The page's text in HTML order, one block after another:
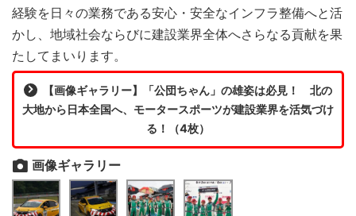
経験を日々の業務である安心・安全なインフラ整備へと活
かし、地域社会ならびに建設業界全体へさらなる貢献を果
たしてまいります。
【画像ギャラリー】「公団ちゃん」の雄姿は必見！ 北の
大地から日本全国へ、モータースポーツが建設業界を活気づけ
る！（4枚）
画像ギャラリー